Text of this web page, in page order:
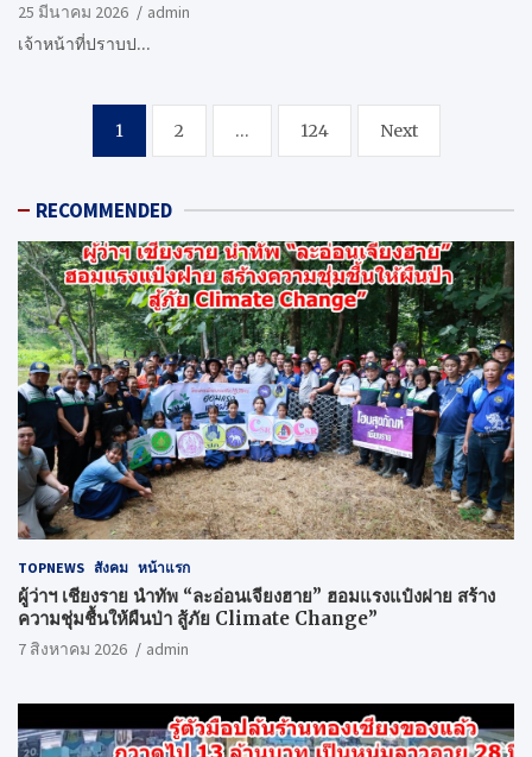
25 มีนาคม 2026
admin
เจ้าหน้าที่ปราบป…
pagination
1 2 … 124 Next
RECOMMENDED
TOPNEWS สังคม หน้าแรก
ผู้ว่าฯ เชียงราย นำทัพ “ละอ่อนเจียงฮาย” ฮอมแรงแป๋งฝาย สร้าง
ความชุ่มชื้นให้ผืนป่า สู้ภัย Climate Change”
7 สิงหาคม 2026 admin